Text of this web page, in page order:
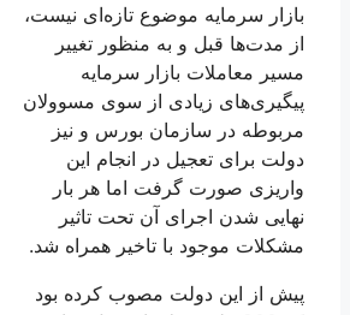
بازار سرمایه موضوع تازه‌ای نیست،
از مدت‌ها قبل و به منظور تغییر
مسیر معاملات بازار سرمایه
پیگیری‌های زیادی از سوی مسوولان
مربوطه در سازمان بورس و نیز
دولت برای تعجیل در انجام این
واریزی صورت گرفت اما هر بار
نهایی شدن اجرای آن تحت تاثیر
مشکلات موجود با تاخیر همراه شد.
پیش از این دولت مصوب کرده بود